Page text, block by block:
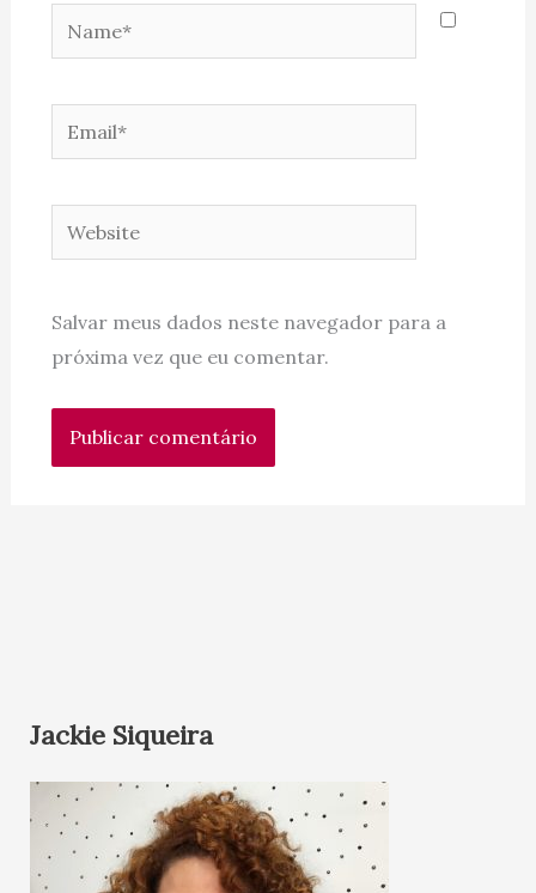
Name*
Email*
Website
Salvar meus dados neste navegador para a
próxima vez que eu comentar.
Jackie Siqueira